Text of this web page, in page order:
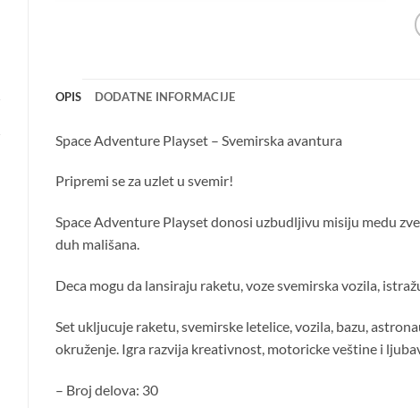
OPIS DODATNE INFORMACIJE
Space Adventure Playset – Svemirska avantura
Pripremi se za uzlet u svemir!
Space Adventure Playset donosi uzbudljivu misiju medu
duh mališana.
Deca mogu da lansiraju raketu, voze svemirska vozila,
Set ukljucuje raketu, svemirske letelice, vozila, bazu,
okruženje. Igra razvija kreativnost, motoricke veštine i
– Broj delova: 30